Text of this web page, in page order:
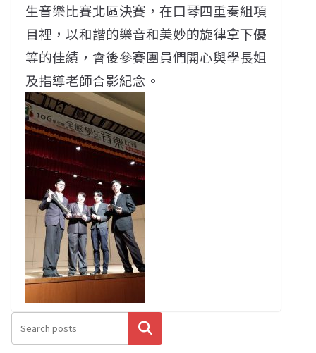
生音樂比賽北區決賽，在口琴四重奏組項
目裡，以和諧的樂音和美妙的旋律拿下優
等的佳績，會後參賽團員們開心與學長姐
及指導老師合影紀念。
搜尋